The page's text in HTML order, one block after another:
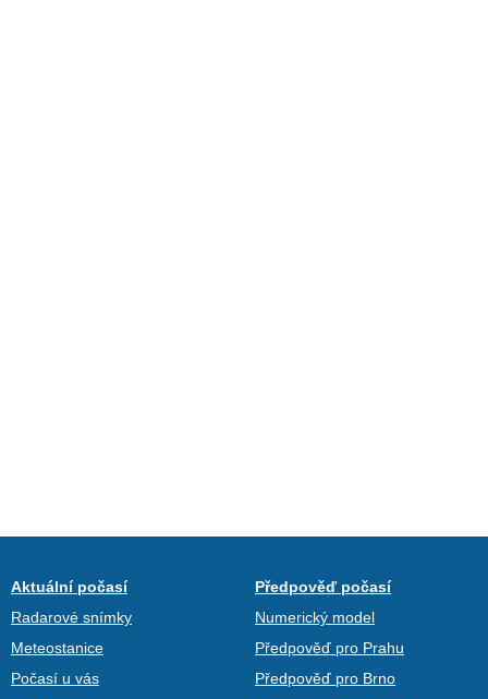
Aktuální počasí
Radarové snímky
Meteostanice
Počasí u vás
Předpověď počasí
Numerický model
Předpověď pro Prahu
Předpověď pro Brno